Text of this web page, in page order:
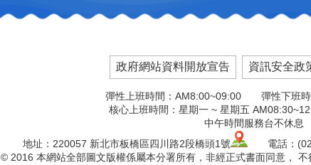
政府網站資料開放宣告 資訊安全政
彈性上班時間：AM8:00~09:00 彈性下班時
核心上班時間：星期一 ~ 星期五
中午時間服務台不休息
地址：220057 新北市板橋區四川路2段橋頭1號
電話：
© 2016 本網站全部圖文版權係屬本分署所有，非經正式書面同意， 不